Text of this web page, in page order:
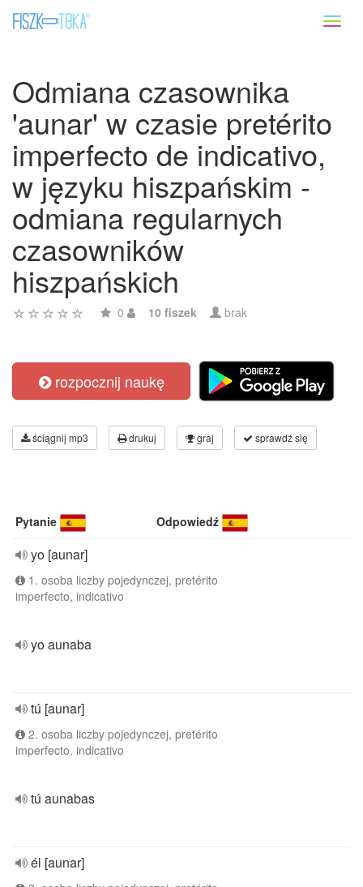
Odmiana czasownika
'aunar' w czasie pretérito
imperfecto de indicativo,
w języku hiszpańskim -
odmiana regularnych
czasowników
hiszpańskich
0 10 fiszek brak
rozpocznij naukę
ściągnij mp3 drukuj graj sprawdź się
Pytanie Odpowiedź
yo [aunar]
1. osoba liczby pojedynczej, pretérito
imperfecto, indicativo
yo aunaba
tú [aunar]
2. osoba liczby pojedynczej, pretérito
imperfecto, indicativo
tú aunabas
él [aunar]